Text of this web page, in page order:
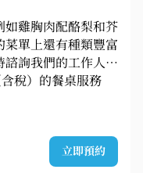
如雞胸肉配酪梨和芥
單上還有種類豐富
諮詢我們的工作人
稅）的餐桌服務
立即預約